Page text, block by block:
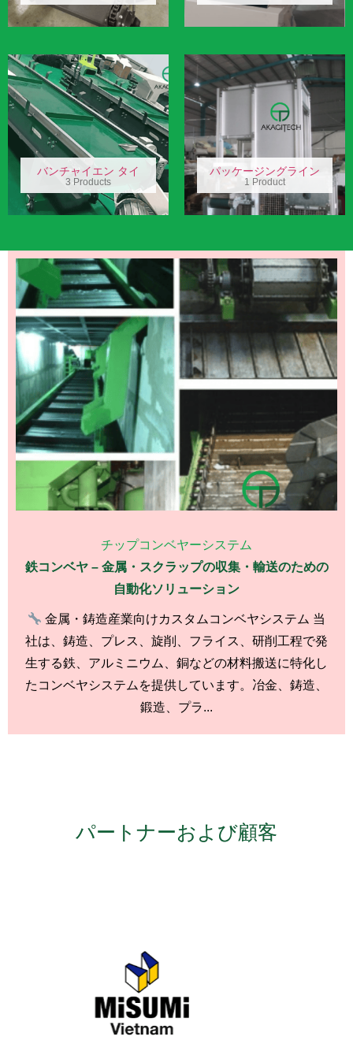
バンチャイエン タイ
3 Products
パッケージングライン
1 Product
チップコンベヤーシステム
鉄コンベヤ – 金属・スクラップの収集・輸送のための
自動化ソリューション
金属・鋳造産業向けカスタムコンベヤシステム 当
社は、鋳造、プレス、旋削、フライス、研削工程で発
生する鉄、アルミニウム、銅などの材料搬送に特化し
たコンベヤシステムを提供しています。冶金、鋳造、
鍛造、プラ...
パートナーおよび顧客